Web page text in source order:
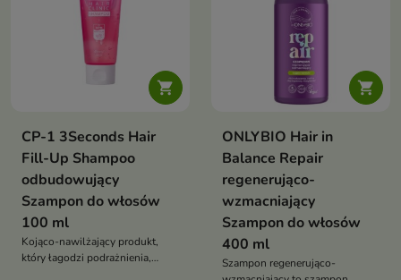

CP-1 3Seconds Hair
Fill-Up Shampoo
odbudowujący
Szampon do włosów
100 ml
Kojąco-nawilżający produkt,
który łagodzi podrażnienia,

ONLYBIO Hair in
Balance Repair
regenerująco-
wzmacniający
Szampon do włosów
400 ml
Szampon regenerująco-